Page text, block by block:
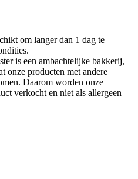
om langer dan 1 dag te
is een ambachtelijke bakkerij,
onze producten met andere
Daarom worden onze
verkocht en niet als allergeen